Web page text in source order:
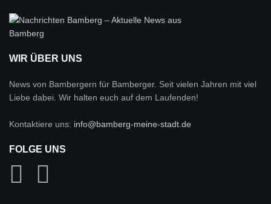
WIR ÜBER UNS
News von Bambergern für Bamberger. Seit vielen Jahren mit viel
Liebe dabei. Wir halten euch auf dem Laufenden!
Kontaktiere uns: info@bamberg-meine-stadt.de
FOLGE UNS